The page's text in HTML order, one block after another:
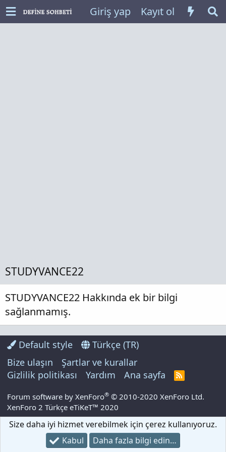
Giriş yap Kayıt ol
STUDYVANCE22
STUDYVANCE22 Hakkında ek bir bilgi
sağlanmamış.
Default style
Türkçe (TR)
Bize ulaşın
Şartlar ve kurallar
Gizlilik politikası
Yardım Ana sayfa
R
S
Forum software by XenForo® © 2010-2020 XenForo Ltd.
XenForo 2 Türkçe eTiKeT™ 2020
Size daha iyi hizmet verebilmek için çerez kullanıyoruz.
Kabul
Daha fazla bilgi edin…